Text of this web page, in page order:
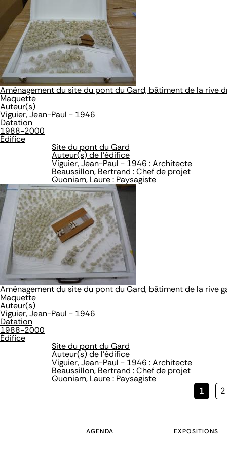
Aménagement du site du pont du Gard, bâtiment de la rive
Maquette
Auteur(s)
Viguier, Jean-Paul - 1946
Datation
1988-2000
Édifice
Site du pont du Gard
Auteur(s) de l'édifice
Viguier, Jean-Paul - 1946 : Architecte
Beaussillon, Bertrand : Chef de projet
Quoniam, Laure : Paysagiste
Aménagement du site du pont du Gard, bâtiment de la rive
Maquette
Auteur(s)
Viguier, Jean-Paul - 1946
Datation
1988-2000
Édifice
Site du pont du Gard
Auteur(s) de l'édifice
Viguier, Jean-Paul - 1946 : Architecte
Beaussillon, Bertrand : Chef de projet
Quoniam, Laure : Paysagiste
Page
1 2
AGENDA EXPOSITIONS